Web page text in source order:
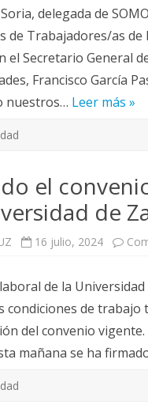
delegada de
de Trabajadores/as de
el Secretario General
Francisco García
nuestros… Leer más »
el
de
16 julio, 2024
laboral de la
condiciones de trabajo
del convenio
mañana se ha